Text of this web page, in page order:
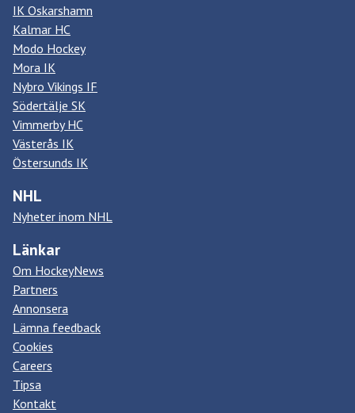
IK Oskarshamn
Kalmar HC
Modo Hockey
Mora IK
Nybro Vikings IF
Södertälje SK
Vimmerby HC
Västerås IK
Östersunds IK
NHL
Nyheter inom NHL
Länkar
Om HockeyNews
Partners
Annonsera
Lämna feedback
Cookies
Careers
Tipsa
Kontakt